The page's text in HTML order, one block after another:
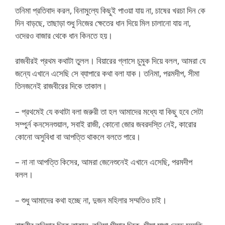
তনিমা প্রতিবাদ করল, বিনামুল্যে কিছুই পাওয়া যায় না, চাষের খরচা দিন কে
দিন বাড়ছে, তাছাড়া শুধু নিজের ক্ষেতের ধান দিয়ে মিল চালানো যায় না,
ওদেরও বাজার থেকে ধান কিনতে হয়।
রাজবীরই প্রথম কথাটা তুলল। বিয়ারের গ্লাসে চুমুক দিয়ে বলল, আমরা যে
জন্যে এখানে এসেছি সে ব্যাপারে কথা বলা যাক। তনিমা, পরমদীপ, সীমা
তিনজনেই রাজবীরের দিকে তাকাল।
– প্রথমেই যে কথাটা বলা জরুরী তা হল আমাদের মধ্যে যা কিছু হবে সেটা
সম্পুর্ন কনসেনশুয়াল, সবাই রাজী, কোনো জোর জবরদস্তি নেই, কারোর
কোনো অসুবিধা বা আপত্তি থাকলে বলতে পারে।
– না না আপত্তি কিসের, আমরা জেনেশুনেই এখানে এসেছি, পরমদীপ
বলল।
– শুধু আমাদের কথা হচ্ছে না, দুজন মহিলার সম্মতিও চাই।